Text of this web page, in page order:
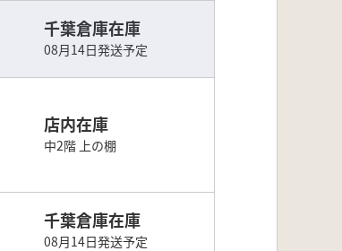
千葉倉庫在庫
08月14日発送予定
店内在庫
中2階 上の棚
千葉倉庫在庫
08月14日発送予定